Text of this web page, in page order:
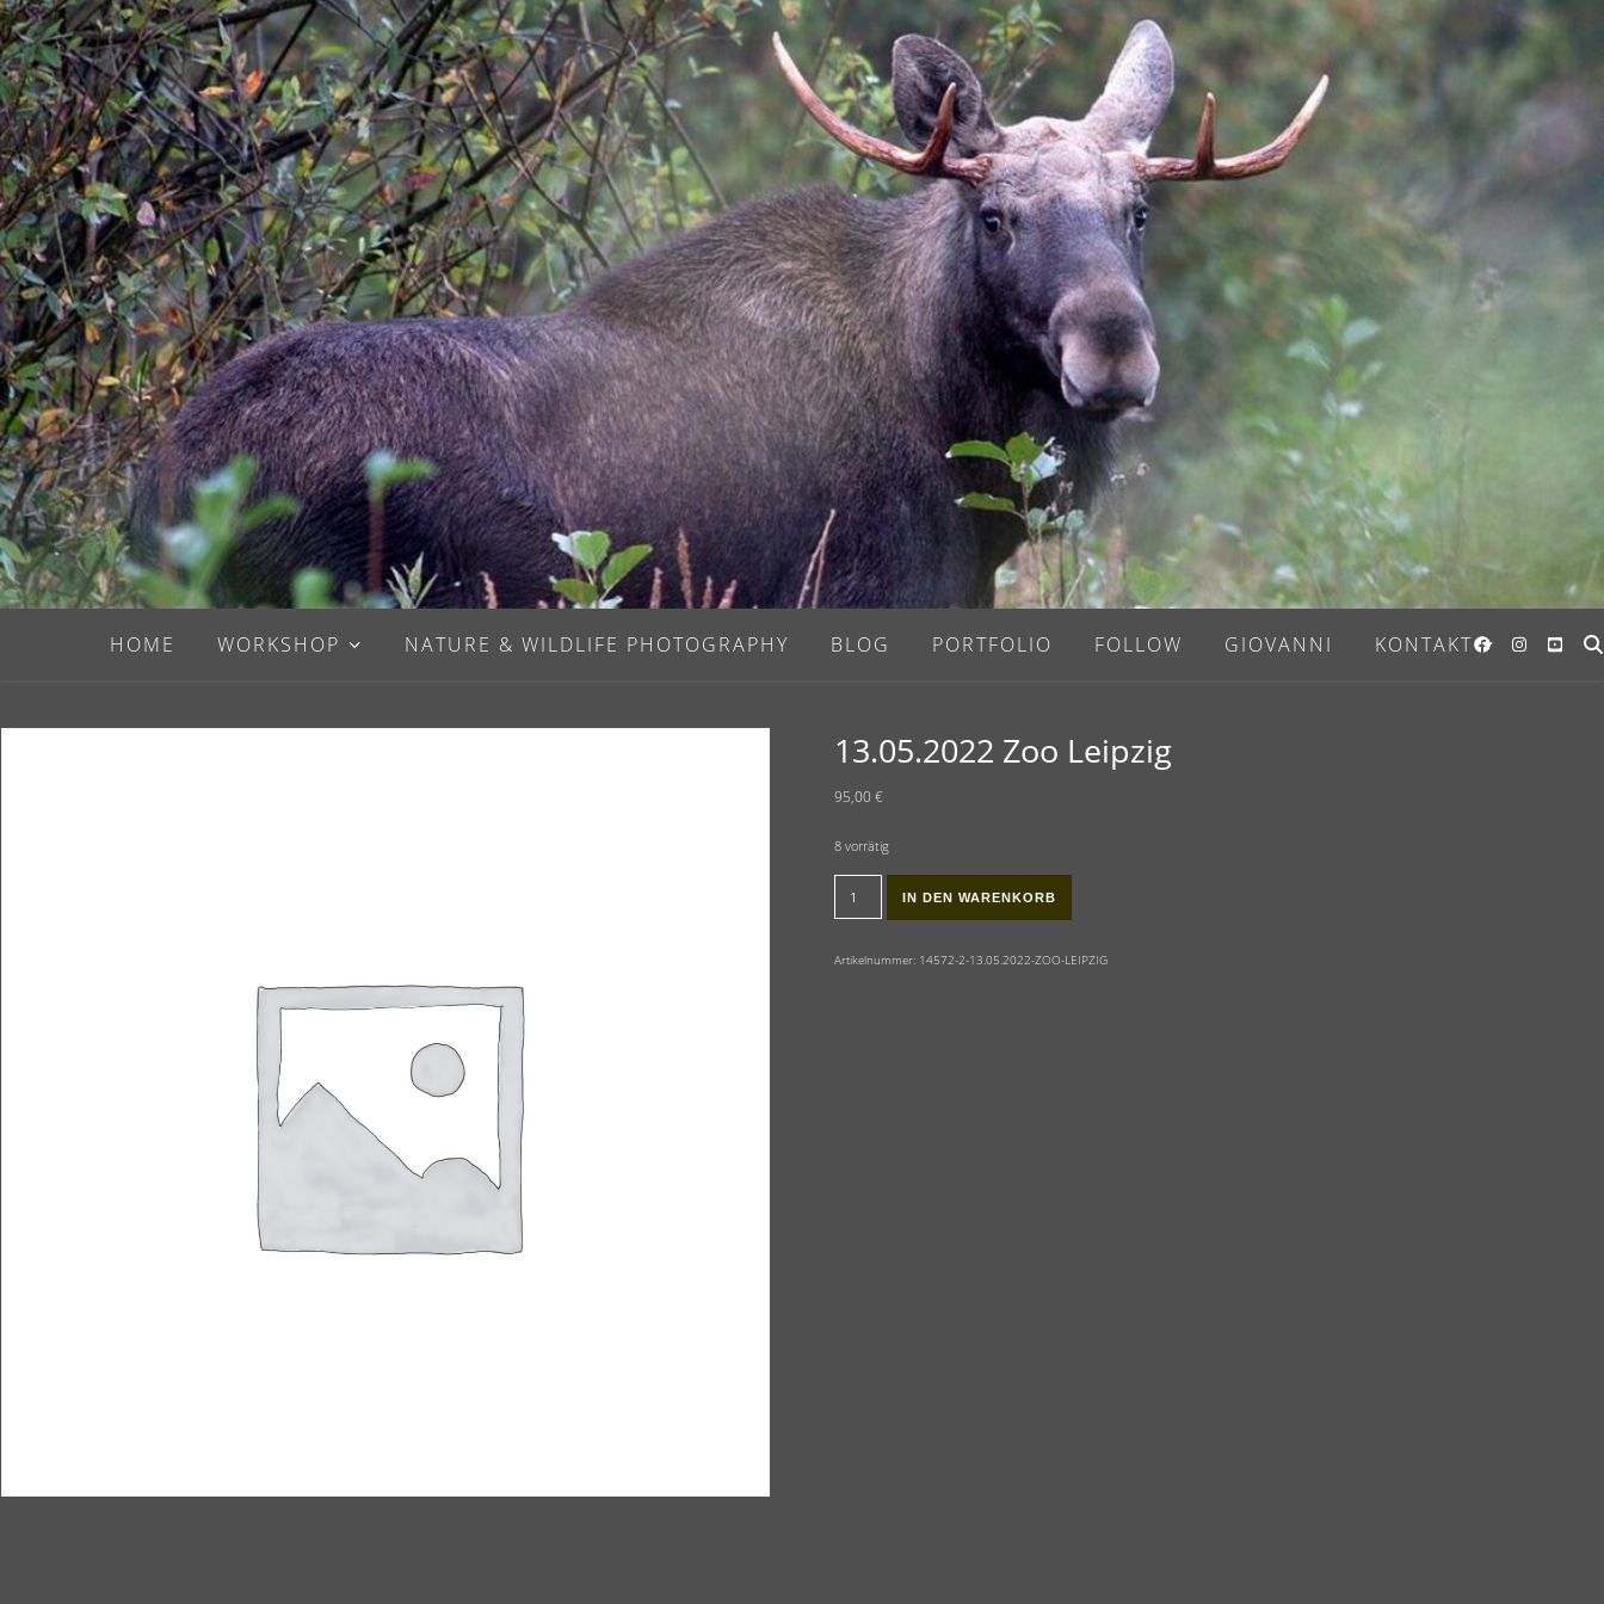
HOME WORKSHOP NATURE & WILDLIFE PHOTOGRAPHY BLOG PORTFOLIO FOLLOW GIOVANNI KONTAKT
13.05.2022 Zoo Leipzig
95,00€
8 vorrätig
13.05.2022 Zoo Leipzig Menge
IN DEN WARENKORB
Artikelnummer: 14572-2-13.05.2022-ZOO-LEIPZIG